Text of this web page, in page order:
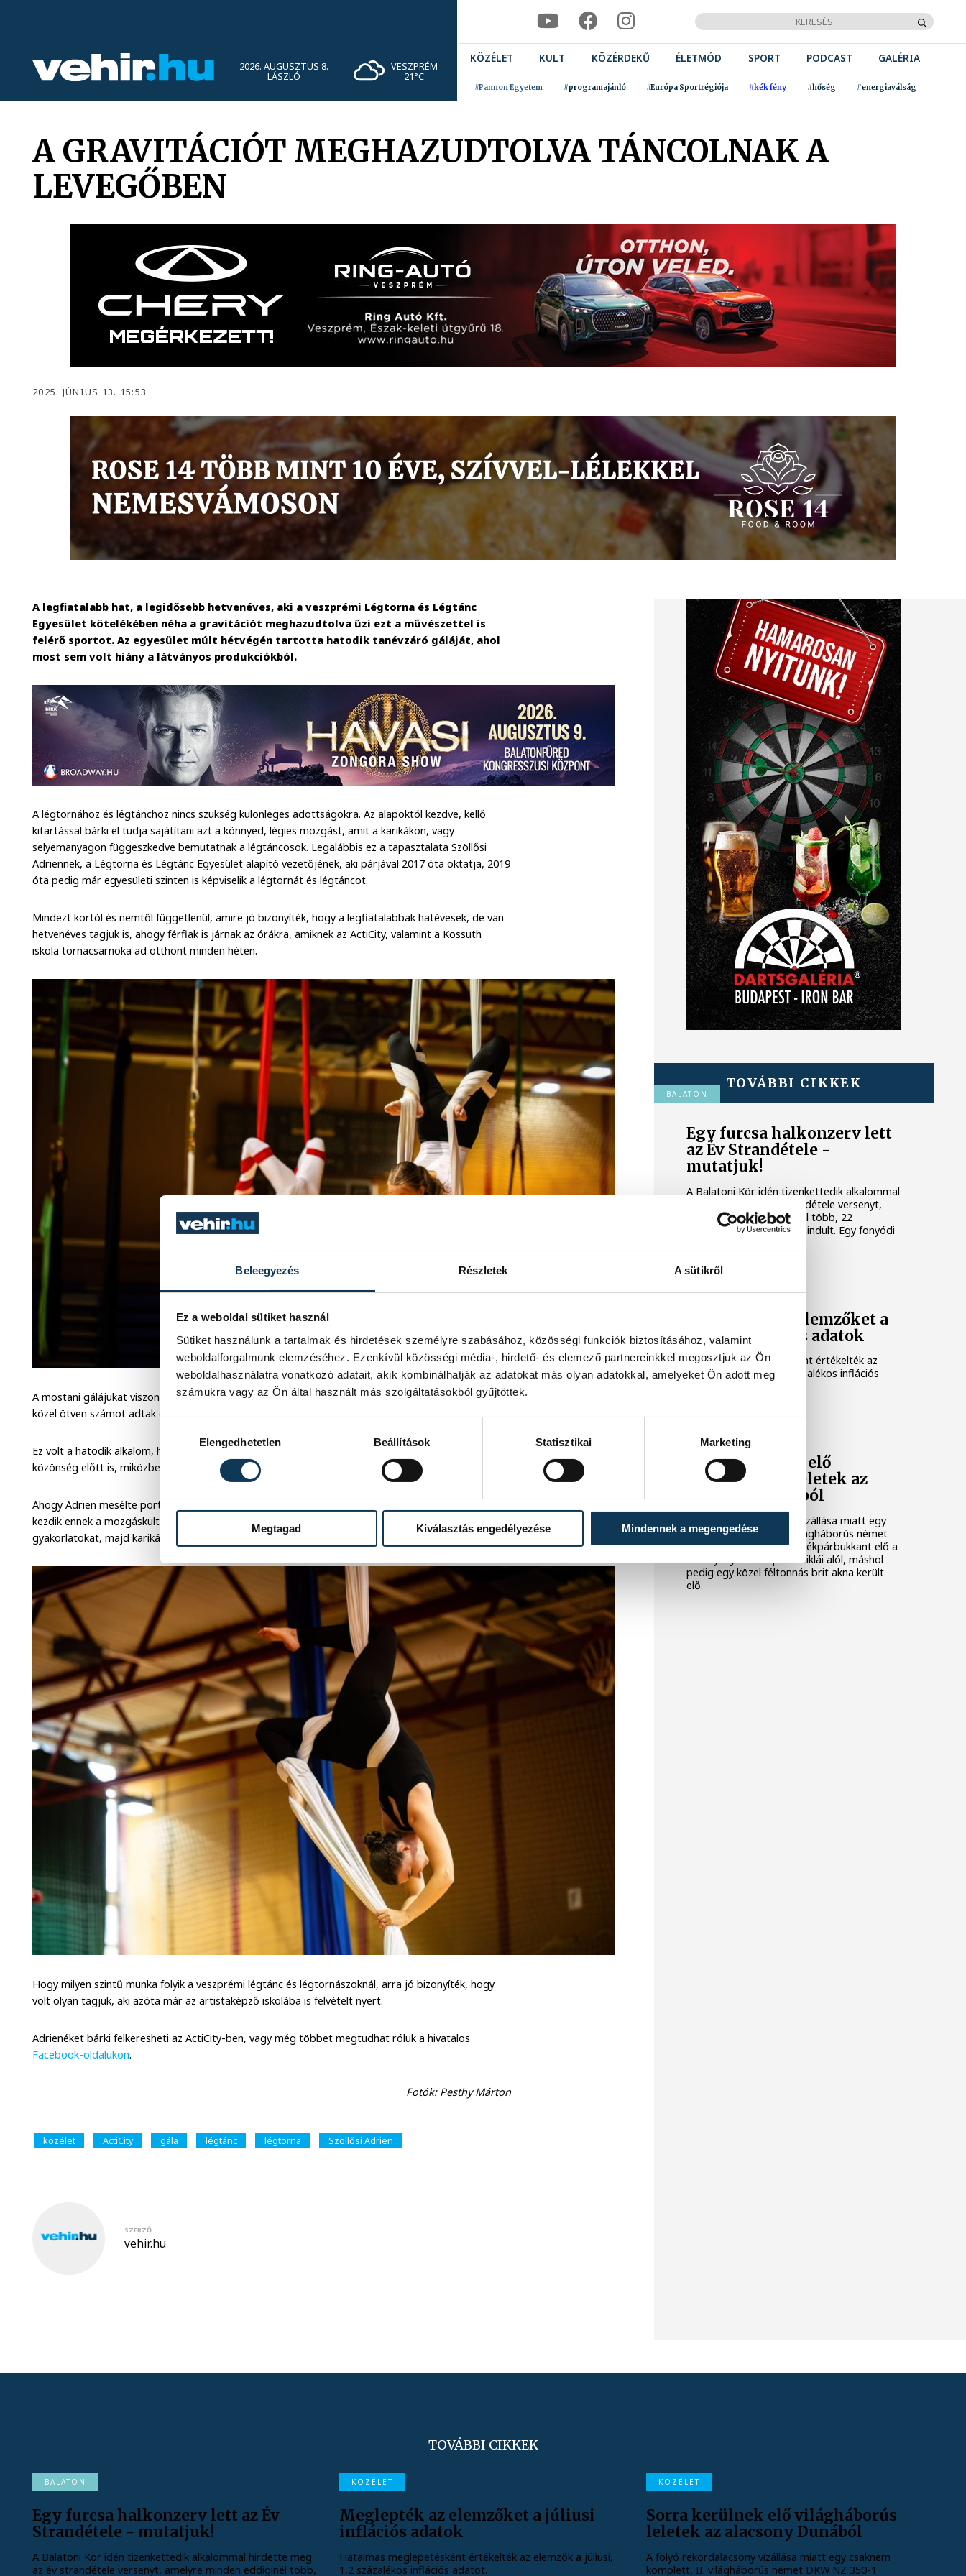
Beleegyezés Részletek A sütikről
Ez a weboldal sütiket használ
Sütiket használunk a tartalmak és hirdetések személyre szabásához, közösségi funkciók biztosításához, valamint
weboldalforgalmunk elemzéséhez. Ezenkívül közösségi média-, hirdető- és elemező partnereinkkel megosztjuk az Ön
weboldalhasználatra vonatkozó adatait, akik kombinálhatják az adatokat más olyan adatokkal, amelyeket Ön adott meg
számukra vagy az Ön által használt más szolgáltatásokból gyűjtöttek.
Elengedhetetlen
Beállítások Statisztikai Marketing
Megtagad Kiválasztás engedélyezése Mindennek a megengedése
2026. AUGUSZTUS 8.
LÁSZLÓ
VESZPRÉM
21°C
KÖZÉLET KULT KÖZÉRDEKŰ ÉLETMÓD SPORT PODCAST GALÉRIA
#Pannon Egyetem #programajánló #Európa Sportrégiója #kék fény #hőség #energiaválság
A GRAVITÁCIÓT MEGHAZUDTOLVA TÁNCOLNAK A
LEVEGŐBEN
2025. JÚNIUS 13. 15:53
A legfiatalabb hat, a legidősebb hetvenéves, aki a veszprémi Légtorna és Légtánc
Egyesület kötelékében néha a gravitációt meghazudtolva űzi ezt a művészettel is
felérő sportot. Az egyesület múlt hétvégén tartotta hatodik tanévzáró gáláját, ahol
most sem volt hiány a látványos produkciókból.
A légtornához és légtánchoz nincs szükség különleges adottságokra. Az alapoktól kezdve, kellő
kitartással bárki el tudja sajátítani azt a könnyed, légies mozgást, amit a karikákon, vagy
selyemanyagon függeszkedve bemutatnak a légtáncosok. Legalábbis ez a tapasztalata Szöllősi
Adriennek, a Légtorna és Légtánc Egyesület alapító vezetőjének, aki párjával 2017 óta oktatja, 2019
óta pedig már egyesületi szinten is képviselik a légtornát és légtáncot.
Mindezt kortól és nemtől függetlenül, amire jó bizonyíték, hogy a legfiatalabbak hatévesek, de van
hetvenéves tagjuk is, ahogy férfiak is járnak az órákra, amiknek az ActiCity, valamint a Kossuth
iskola tornacsarnoka ad otthont minden héten.
A mostani gálájukat viszont a Vetési Gimnázium még nagyobb csarnokában szervezték meg, ahol
közel ötven számot adtak elő a közönség előtt.
Ez volt a hatodik alkalom, hogy ilyen tanévzáró gála keretében megmutatták tudásukat a nagyobb
közönség előtt is, miközben egész évben kitartóan gyakorolják a mozdulatokat.
Ahogy Adrien mesélte portálunknak, mindenkivel, aki szeretne csatlakozni hozzájuk az alapoktól
kezdik ennek a mozgáskultúrának a tanulását. Először egyszerűbb hammockon kezdik a
gyakorlatokat, majd karikán, selymen és végül a rúdon.
Hogy milyen szintű munka folyik a veszprémi légtánc és légtornászoknál, arra jó bizonyíték, hogy
volt olyan tagjuk, aki azóta már az artistaképző iskolába is felvételt nyert.
Adrienéket bárki felkeresheti az ActiCity-ben, vagy még többet megtudhat róluk a hivatalos
Facebook-oldalukon.
Fotók: Pesthy Márton
közélet ActiCity gála légtánc légtorna Szöllősi Adrien
SZERZŐ
vehir.hu
TOVÁBBI CIKKEK
BALATON
Egy furcsa halkonzerv lett
az Év Strandétele -
mutatjuk!
A Balatoni Kör idén tizenkettedik alkalommal
hirdette meg az év strandétele versenyt,
amelyre minden eddiginél több, 22
vendéglátóhely 44 étellel indult. Egy fonyódi
Meglepték az elemzőket a
júliusi inflációs adatok
Hatalmas meglepetésként értékelték az
elemzők a júliusi, 1,2 százalékos inflációs
Sorra kerülnek elő
világháborús leletek az
alacsony Dunából
A folyó rekordalacsony vízállása miatt egy
csaknem komplett, II. világháborús német
DKW NZ 350-1 motorkerékpárbukkant elő a
Batthyány téri rakpart sziklái alól, máshol
pedig egy közel féltonnás brit akna került
elő.
TOVÁBBI CIKKEK
BALATON
Egy furcsa halkonzerv lett az Év
Strandétele - mutatjuk!
A Balatoni Kör idén tizenkettedik alkalommal hirdette meg
az év strandétele versenyt, amelyre minden eddiginél több,
KÖZÉLET
Meglepték az elemzőket a júliusi
inflációs adatok
Hatalmas meglepetésként értékelték az elemzők a júliusi,
1,2 százalékos inflációs adatot.
KÖZÉLET
Sorra kerülnek elő világháborús
leletek az alacsony Dunából
A folyó rekordalacsony vízállása miatt egy csaknem
komplett, II. világháborús német DKW NZ 350-1